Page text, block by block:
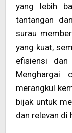
yang lebih
tantangan
surau
yang kuat,
efisiensi
Menghargai
merangkul
bijak untuk
dan relevan di